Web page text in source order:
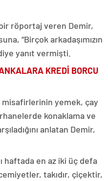
röportaj veren Demir,
“Birçok arkadaşımızın
yanıt vermişti.
KREDİ BORCU
yemek, çay
konaklama ve
anlatan Demir,
haftada en az iki üç defa
takıdır, çiçektir,